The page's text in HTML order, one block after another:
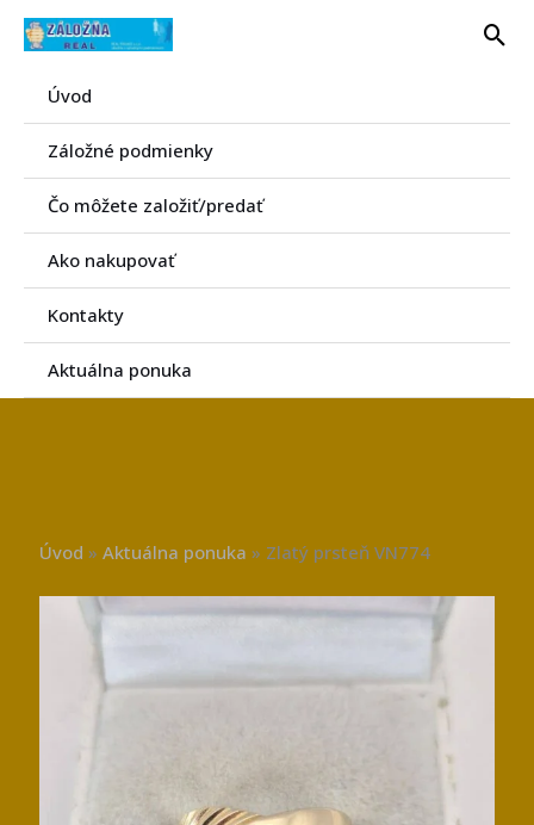
Preskočiť
Úvod
Záložné podmienky
Čo môžete založiť/predať
Ako nakupovať
Kontakty
Aktuálna ponuka
Úvod »Aktuálna ponuka » Zlatý prsteň VN774